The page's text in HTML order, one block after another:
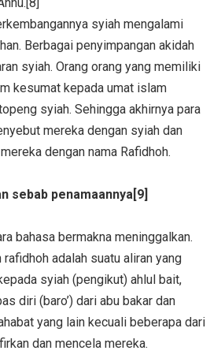
syiah mengalami
Berbagai penyimpangan akidah
syiah. Orang orang yang memiliki
kesumat kepada umat islam
syiah. Sehingga akhirnya para
mereka dengan syiah dan
dengan nama Rafidhoh.
sebab penamaannya[9]
bahasa bermakna meninggalkan.
adalah suatu aliran yang
syiah (pengikut) ahlul bait,
diri (baro’) dari abu bakar dan
yang lain kecuali beberapa dari
dan mencela mereka.